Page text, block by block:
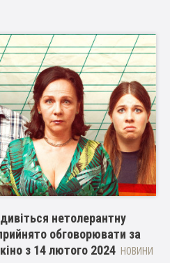
нетолерантну
обговорювати за
з 14 лютого 2024 НОВИНИ